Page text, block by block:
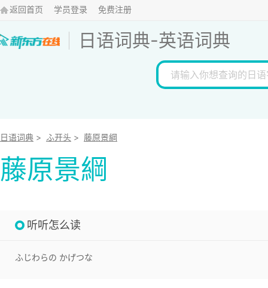
返回首页 学员登录 免费注册
日语词典-英语词典
日语词典 > ふ开头 > 藤原景綱
藤原景綱
听听怎么读
ふじわらの かげつな